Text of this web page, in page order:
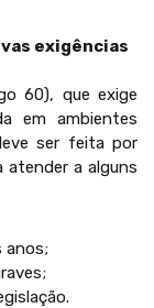
exigências
60), que exige
em ambientes
ser feita por
atender a alguns
anos;